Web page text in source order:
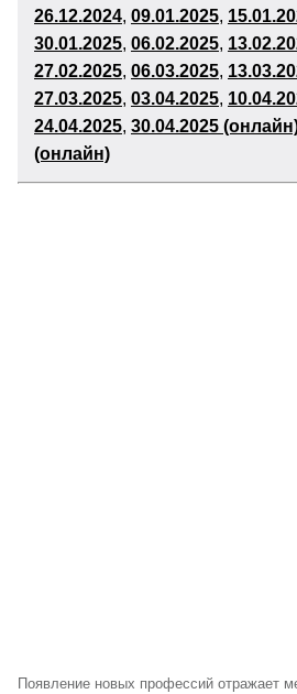
26.12.2024, 09.01.2025,
30.01.2025, 06.02.2025, 13
27.02.2025, 06.03.2025, 13
27.03.2025, 03.04.2025, 10
24.04.2025, 30.04.2025
(онлайн)
Появление новых профессий отражает